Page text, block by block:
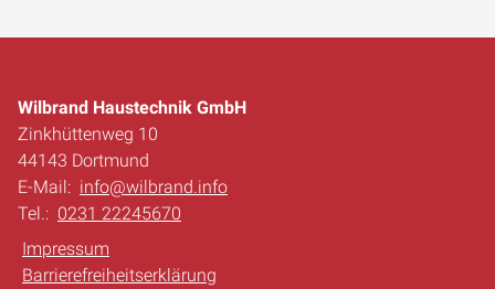
Wilbrand Haustechnik GmbH
Zinkhüttenweg 10
44143 Dortmund
E-Mail: info@wilbrand.info
Tel.: 0231 22245670
Impressum
Barrierefreiheitserklärung